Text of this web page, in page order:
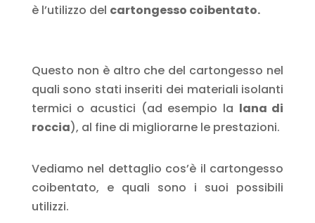
è l’utilizzo del cartongesso coibentato.
Questo non è altro che del cartongesso nel
quali sono stati inseriti dei materiali isolanti
termici o acustici (ad esempio la lana di
roccia), al fine di migliorarne le prestazioni.
Vediamo nel dettaglio cos’è il cartongesso
coibentato, e quali sono i suoi possibili
utilizzi.